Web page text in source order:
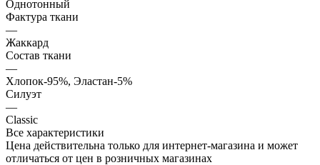
Однотонный
Фактура ткани
—
Жаккард
Состав ткани
—
Хлопок-95%, Эластан-5%
Силуэт
—
Classic
Все характеристики
Цена действительна только для интернет-магазина и может
отличаться от цен в розничных магазинах